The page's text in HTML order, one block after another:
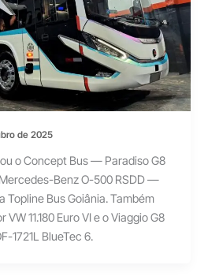
de 2025
o Concept Bus — Paradiso G8
Benz O-500 RSDD —
Topline Bus Goiânia. Também
11.180 Euro VI e o Viaggio G8
1721L BlueTec 6.